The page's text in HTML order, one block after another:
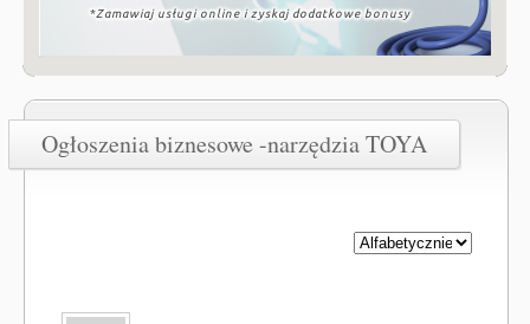
Ogłoszenia biznesowe -narzędzia TOYA